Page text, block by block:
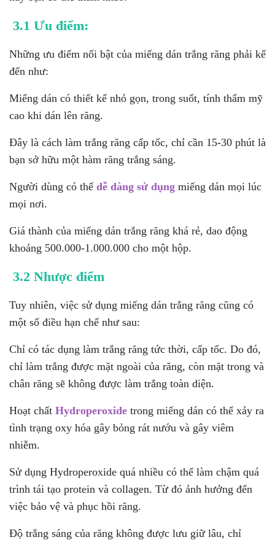
3.1 Ưu điểm:
Những ưu điểm nổi bật của miếng dán trắng răng phải kể
đến như:
Miếng dán có thiết kế nhỏ gọn, trong suốt, tính thẩm mỹ
cao khi dán lên răng.
Đây là cách làm trắng răng cấp tốc, chỉ cần 15-30 phút là
bạn sở hữu một hàm răng trắng sáng.
Người dùng có thể dễ dàng sử dụng miếng dán mọi lúc
mọi nơi.
Giá thành của miếng dán trắng răng khá rẻ, dao động
khoảng 500.000-1.000.000 cho một hộp.
3.2 Nhược điểm
Tuy nhiên, việc sử dụng miếng dán trắng răng cũng có
một số điều hạn chế như sau:
Chỉ có tác dụng làm trắng răng tức thời, cấp tốc. Do đó,
chỉ làm trắng được mặt ngoài của răng, còn mặt trong và
chân răng sẽ không được làm trắng toàn diện.
Hoạt chất Hydroperoxide trong miếng dán có thể xảy ra
tình trạng oxy hóa gây bỏng rát nướu và gây viêm
nhiễm.
Sử dụng Hydroperoxide quá nhiều có thể làm chậm quá
trình tái tạo protein và collagen. Từ đó ảnh hưởng đến
việc bảo vệ và phục hồi răng.
Độ trắng sáng của răng không được lưu giữ lâu, chỉ